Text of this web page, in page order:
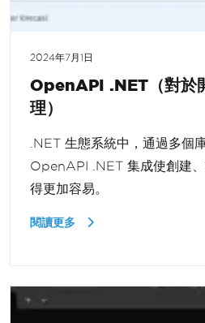
2024年7月1日
OpenAPI .NET（對於
理）
.NET 生態系統中，通過多個
OpenAPI .NET 集成使創建
得更加容易。
閱讀更多